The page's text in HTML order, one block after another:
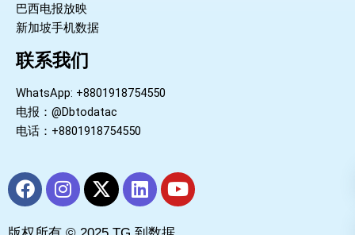
巴西电报放映
新加坡手机数据
联系我们
WhatsApp: +8801918754550
电报：@Dbtodatac
电话：+8801918754550
F
a
I
n
X
-
L
i
Y
o